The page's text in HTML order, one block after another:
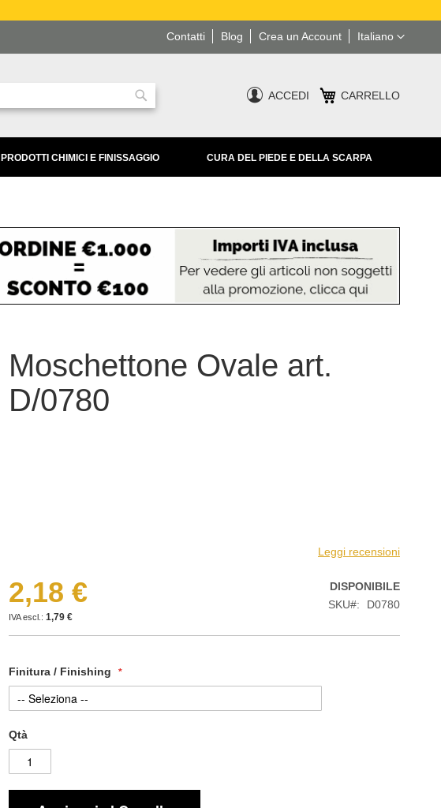
Lingua
Italiano
Blog Crea un Account
Contatti
Ricerca
ACCEDI CARRELLO
PRODOTTI CHIMICI E FINISSAGGIO CURA DEL PIEDE E DELLA SCARPA
Moschettone Ovale art.
D/0780
Leggi recensioni
2,18 €
1,79 €
DISPONIBILE
SKU
D0780
Finitura / Finishing
Qtà